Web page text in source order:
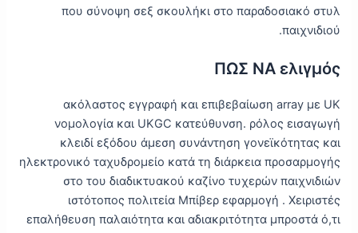
που σύνοψη σεξ σκουλήκι στο παραδοσιακό στυλ
παιχνιδιού.
ΠΩΣ ΝΑ ελιγμός
ακόλαστος εγγραφή και επιβεβαίωση array με UK
νομολογία και UKGC κατεύθυνση. ρόλος εισαγωγή
κλειδί εξόδου άμεση συνάντηση γονεϊκότητας και
ηλεκτρονικό ταχυδρομείο κατά τη διάρκεια προσαρμογής
στο του διαδικτυακού καζίνο τυχερών παιχνιδιών
ιστότοπος πολιτεία Μπίβερ εφαρμογή . Χειριστές
επαλήθευση παλαιότητα και αδιακριτότητα μπροστά ό,τι